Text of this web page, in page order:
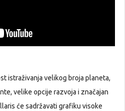
istraživanja velikog broja planeta,
velike opcije razvoja i značajan
će sadržavati grafiku visoke